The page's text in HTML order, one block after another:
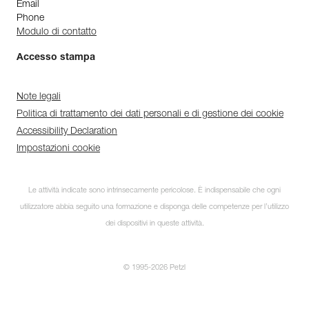
Email
Phone
Modulo di contatto
Accesso stampa
Note legali
Politica di trattamento dei dati personali e di gestione dei cookie
Accessibility Declaration
Impostazioni cookie
Le attività indicate sono intrinsecamente pericolose. È indispensabile che ogni
utilizzatore abbia seguito una formazione e disponga delle competenze per l’utilizzo
dei dispositivi in queste attività.
© 1995-2026 Petzl